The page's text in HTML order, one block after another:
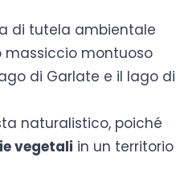
di tutela ambientale
massiccio montuoso
di Garlate e il lago di
naturalistico, poiché
vegetali in un territorio